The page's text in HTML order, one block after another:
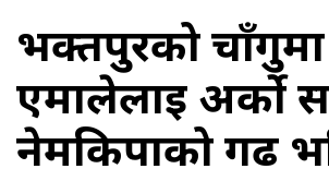
भक्तपुरको चाँगुमा
एमालेलाई अर्को
नेमकिपाको गढ